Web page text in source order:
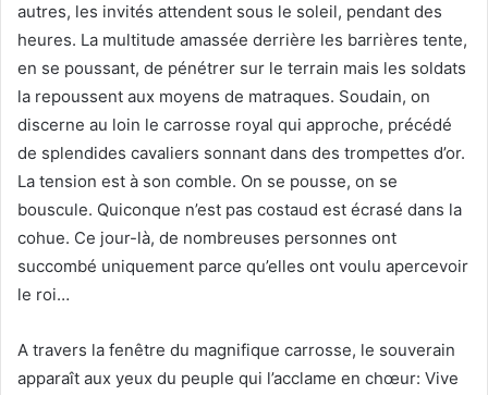
autres, les invités attendent sous le soleil, pendant des
heures. La multitude amassée derrière les barrières tente,
en se poussant, de pénétrer sur le terrain mais les soldats
la repoussent aux moyens de matraques. Soudain, on
discerne au loin le carrosse royal qui approche, précédé
de splendides cavaliers sonnant dans des trompettes d’or.
La tension est à son comble. On se pousse, on se
bouscule. Quiconque n’est pas costaud est écrasé dans la
cohue. Ce jour-là, de nombreuses personnes ont
succombé uniquement parce qu’elles ont voulu apercevoir
le roi…
A travers la fenêtre du magnifique carrosse, le souverain
apparaît aux yeux du peuple qui l’acclame en chœur: Vive